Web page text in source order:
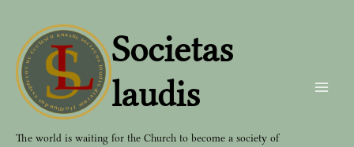
contenu
Societas
laudis
The world is waiting for the Church to become a society of